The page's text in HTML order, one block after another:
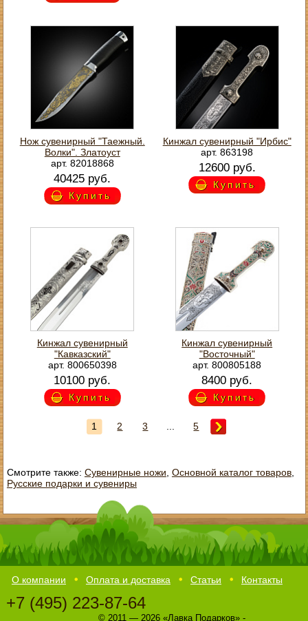
Нож сувенирный "Таежный.
Волки". Златоуст
арт. 82018868
40425 руб.
Купить
Кинжал сувенирный "Ирбис"
арт. 863198
12600 руб.
Купить
Кинжал сувенирный
"Кавказский"
арт. 800650398
10100 руб.
Купить
Кинжал сувенирный
"Восточный"
арт. 800805188
8400 руб.
Купить
1 2 3 5
Смотрите также: Сувенирные ножи Основной каталог товаров,
Русские подарки и сувениры
О компании Оплата и доставка Статьи Контакты
+7 (495) 223-87-64
© 2011 — 2026 «Лавка Подарков» -